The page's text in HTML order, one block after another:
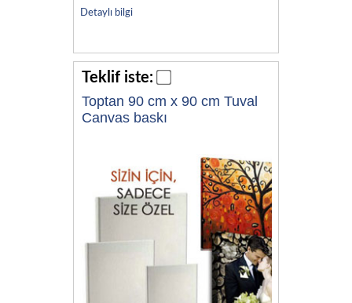
Detaylı bilgi
Teklif iste:
Toptan 90 cm x 90 cm Tuval
Canvas baskı